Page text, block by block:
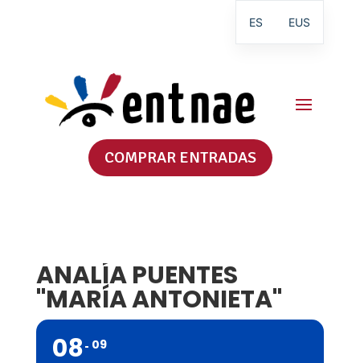
COMPRAR ENTRADAS
ANALÍA PUENTES
"MARÍA ANTONIETA"
08 09
ES EUS